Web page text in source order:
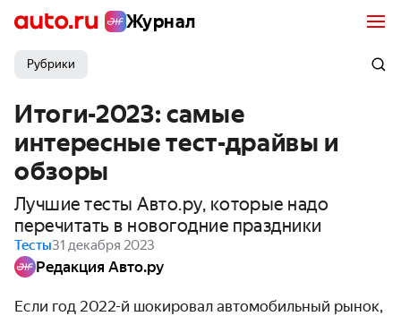
Журнал
Рубрики
Итоги-2023: самые
интересные тест-драйвы и
обзоры
Лучшие тесты Авто.ру, которые надо
перечитать в новогодние праздники
Тесты31 декабря 2023
Редакция Авто.ру
Если год 2022-й шокировал автомобильный рынок,